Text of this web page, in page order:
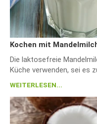
Kochen mit
Die laktosefreie
Küche verwenden, sei es
WEITERLESEN...